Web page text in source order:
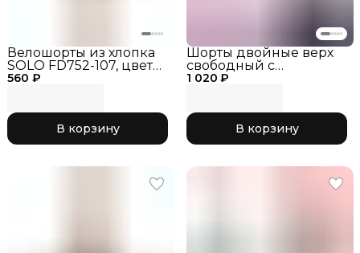
560 ₽
Велошорты из хлопка
SOLO FD752-107, цвет
Черные, шорты для
РГ, одежда для
гимнастики
В корзину
1 020 ₽
Шорты двойные верх
свободный с
боковыми разрезами
В корзину